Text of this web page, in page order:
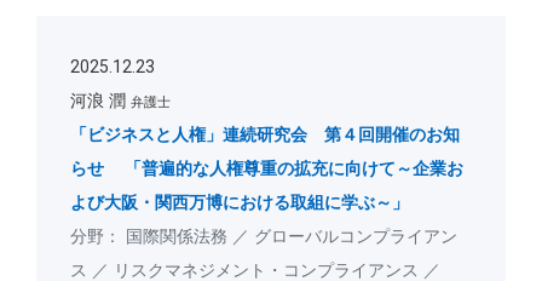
2025.12.23
河浪 潤 弁護士
「ビジネスと人権」連続研究会 第４回開催のお知
らせ 「普遍的な人権尊重の拡充に向けて～企業お
よび大阪・関西万博における取組に学ぶ～」
国際関係法務
グローバルコンプライアン
ス
リスクマネジメント・コンプライアンス